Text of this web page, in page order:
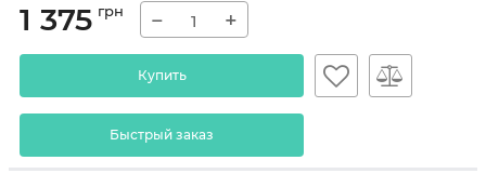
1 375 грн − +
Купить
Быстрый заказ